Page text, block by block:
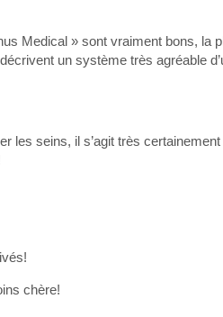
Medical » sont vraiment bons, la
un système très agréable
seins, il s’agit très
chère!